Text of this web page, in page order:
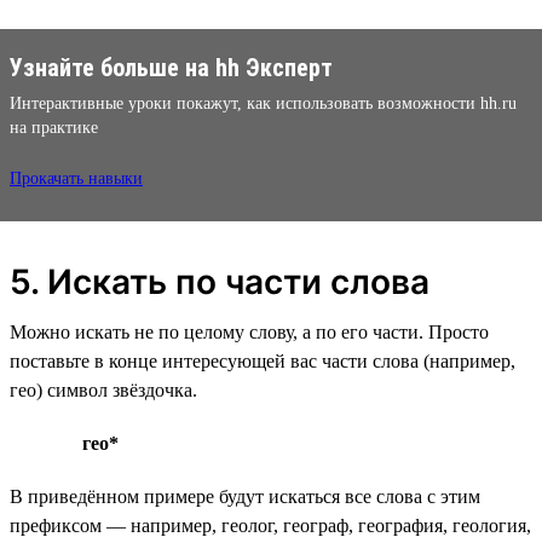
Узнайте больше на hh Эксперт
Интерактивные уроки покажут, как использовать возможности hh.ru
на практике
Прокачать навыки
5. Искать по части слова
Можно искать не по целому слову, а по его части. Просто
поставьте в конце интересующей вас части слова (например,
гео) символ звёздочка.
гео*
В приведённом примере будут искаться все слова с этим
префиксом — например, геолог, географ, география, геология,